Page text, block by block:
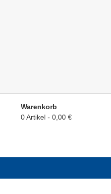
Warenkorb
0 Artikel
0,00 €